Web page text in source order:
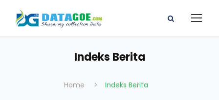
Indeks Berita
Home > Indeks Berita